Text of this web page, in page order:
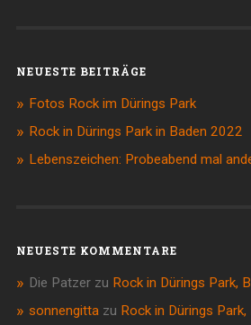
NEUESTE BEITRÄGE
Fotos Rock im Dürings Park
Rock in Dürings Park in Baden 2022
Lebenszeichen: Probeabend mal
NEUESTE KOMMENTARE
Die Patzerzu Rock in Dürings Park,
sonnengittazu Rock in Dürings Park,